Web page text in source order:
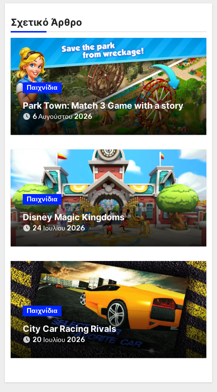
Σχετικό Άρθρο
Παιχνίδια
Park Town: Match 3 Game with a story
6 Αυγούστου 2026
Παιχνίδια
Disney Magic Kingdoms
24 Ιουλίου 2026
Παιχνίδια
City Car Racing Rivals
20 Ιουλίου 2026